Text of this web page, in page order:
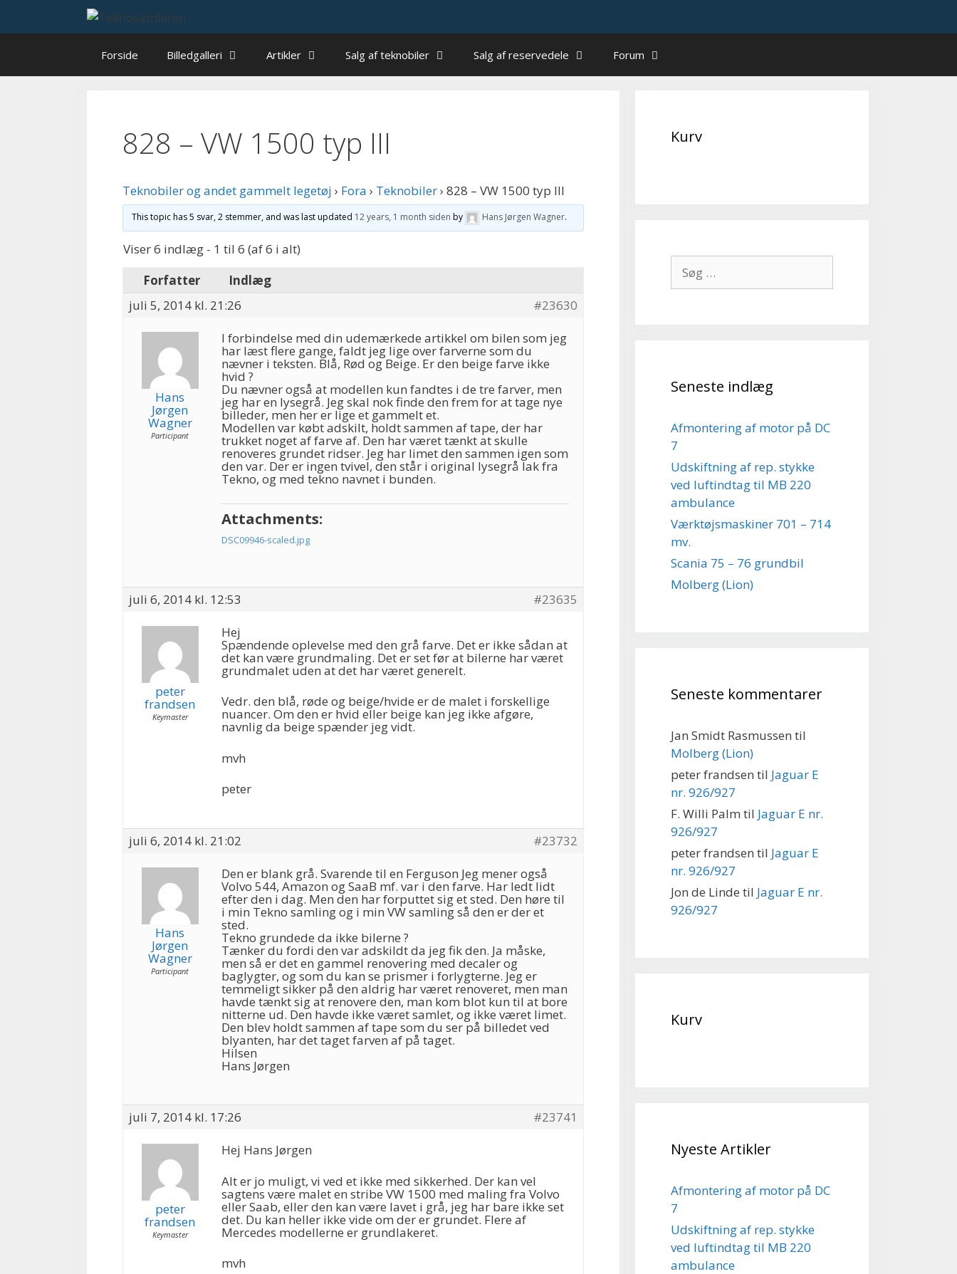
Forside Billedgalleri Artikler Salg af teknobiler Salg af reservedele Forum
828 – VW 1500 typ III
Teknobiler og andet gammelt legetøj › Fora › Teknobiler› 828 – VW 1500 typ III
This topic has 5 svar, 2 stemmer, and was last updated 12 years, 1 month siden by Hans Jørgen Wagner.
Viser 6 indlæg - 1 til 6 (af 6 i alt)
Forfatter
Indlæg
juli 5, 2014 kl. 21:26
#23630
Hans
Jørgen
Wagner
Participant
I forbindelse med din udemærkede artikkel om bilen som jeg
har læst flere gange, faldt jeg lige over farverne som du
nævner i teksten. Blå, Rød og Beige. Er den beige farve ikke
hvid ?
Du nævner også at modellen kun fandtes i de tre farver, men
jeg har en lysegrå. Jeg skal nok finde den frem for at tage nye
billeder, men her er lige et gammelt et.
Modellen var købt adskilt, holdt sammen af tape, der har
trukket noget af farve af. Den har været tænkt at skulle
renoveres grundet ridser. Jeg har limet den sammen igen som
den var. Der er ingen tvivel, den står i original lysegrå lak fra
Tekno, og med tekno navnet i bunden.
Attachments:
DSC09946-scaled.jpg
juli 6, 2014 kl. 12:53 #23635
peter
frandsen
Keymaster
Hej
Spændende oplevelse med den grå farve. Det er ikke sådan at
det kan være grundmaling. Det er set før at bilerne har været
grundmalet uden at det har været generelt.
Vedr. den blå, røde og beige/hvide er de malet i forskellige
nuancer. Om den er hvid eller beige kan jeg ikke afgøre,
navnlig da beige spænder jeg vidt.
mvh
peter
juli 6, 2014 kl. 21:02 #23732
Hans
Jørgen
Wagner
Participant
Den er blank grå. Svarende til en Ferguson Jeg mener også
Volvo 544, Amazon og SaaB mf. var i den farve. Har ledt lidt
efter den i dag. Men den har forputtet sig et sted. Den høre til
i min Tekno samling og i min VW samling så den er der et
sted.
Tekno grundede da ikke bilerne ?
Tænker du fordi den var adskildt da jeg fik den. Ja måske,
men så er det en gammel renovering med decaler og
baglygter, og som du kan se prismer i forlygterne. Jeg er
temmeligt sikker på den aldrig har været renoveret, men man
havde tænkt sig at renovere den, man kom blot kun til at bore
nitterne ud. Den havde ikke været samlet, og ikke været limet.
Den blev holdt sammen af tape som du ser på billedet ved
blyanten, har det taget farven af på taget.
Hilsen
Hans Jørgen
juli 7, 2014 kl. 17:26 #23741
peter
frandsen
Keymaster
Hej Hans Jørgen
Alt er jo muligt, vi ved et ikke med sikkerhed. Der kan vel
sagtens være malet en stribe VW 1500 med maling fra Volvo
eller Saab, eller den kan være lavet i grå, jeg har bare ikke set
det. Du kan heller ikke vide om der er grundet. Flere af
Mercedes modellerne er grundlakeret.
mvh
Kurv
efter:
Seneste indlæg
Afmontering af motor på DC
7
Udskiftning af rep. stykke
ved luftindtag til MB 220
ambulance
Værktøjsmaskiner 701 – 714
mv.
Scania 75 – 76 grundbil
Molberg (Lion)
Seneste kommentarer
Jan Smidt Rasmussen til
Molberg (Lion)
peter frandsen til Jaguar E
nr. 926/927
F. Willi Palm til Jaguar E nr.
926/927
peter frandsen til Jaguar E
nr. 926/927
Jon de Linde til Jaguar E nr.
926/927
Kurv
Nyeste Artikler
Afmontering af motor på DC
7
Udskiftning af rep. stykke
ved luftindtag til MB 220
ambulance